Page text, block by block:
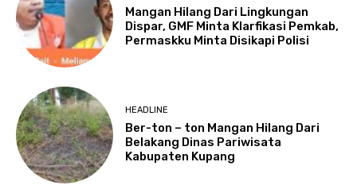
Mangan Hilang Dari Lingkungan
Dispar, GMF Minta Klarfikasi Pemkab,
Permaskku Minta Disikapi Polisi
HEADLINE
Ber-ton – ton Mangan Hilang Dari
Belakang Dinas Pariwisata
Kabupaten Kupang